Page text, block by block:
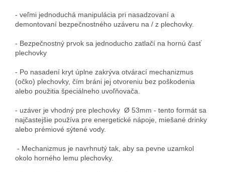
- veľmi jednoduchá manipulácia pri nasadzovaní a
demontovaní bezpečnostného uzáveru na / z plechovky.
- Bezpečnostný prvok sa jednoducho zatlačí na hornú časť
plechovky
- Po nasadení kryt úplne zakrýva otvárací mechanizmus
(očko) plechovky, čím bráni jej otvoreniu bez poškodenia
alebo použitia špeciálneho uvoľňovača.
- uzáver je vhodný pre plechovky Ø 53mm - tento formát sa
najčastejšie používa pre energetické nápoje , miešané drinky
alebo prémiové sýtené vody.
- Mechanizmus je navrhnutý tak, aby sa pevne uzamkol
okolo horného lemu plechovky.